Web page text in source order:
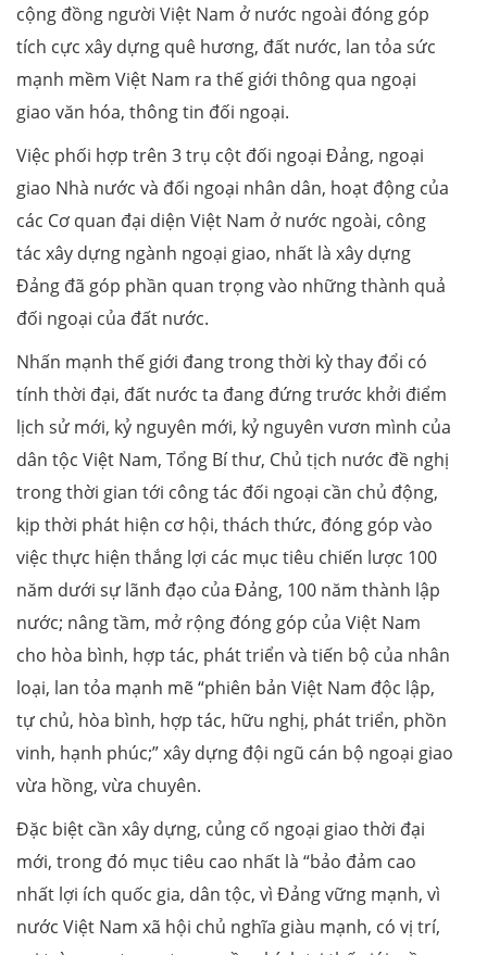
cộng đồng người Việt Nam ở nước ngoài đóng góp
tích cực xây dựng quê hương, đất nước, lan tỏa sức
mạnh mềm Việt Nam ra thế giới thông qua ngoại
giao văn hóa, thông tin đối ngoại.
Việc phối hợp trên 3 trụ cột đối ngoại Đảng, ngoại
giao Nhà nước và đối ngoại nhân dân, hoạt động của
các Cơ quan đại diện Việt Nam ở nước ngoài, công
tác xây dựng ngành ngoại giao, nhất là xây dựng
Đảng đã góp phần quan trọng vào những thành quả
đối ngoại của đất nước.
Nhấn mạnh thế giới đang trong thời kỳ thay đổi có
tính thời đại, đất nước ta đang đứng trước khởi điểm
lịch sử mới, kỷ nguyên mới, kỷ nguyên vươn mình của
dân tộc Việt Nam, Tổng Bí thư, Chủ tịch nước đề nghị
trong thời gian tới công tác đối ngoại cần chủ động,
kịp thời phát hiện cơ hội, thách thức, đóng góp vào
việc thực hiện thắng lợi các mục tiêu chiến lược 100
năm dưới sự lãnh đạo của Đảng, 100 năm thành lập
nước; nâng tầm, mở rộng đóng góp của Việt Nam
cho hòa bình, hợp tác, phát triển và tiến bộ của nhân
loại, lan tỏa mạnh mẽ “phiên bản Việt Nam độc lập,
tự chủ, hòa bình, hợp tác, hữu nghị, phát triển, phồn
vinh, hạnh phúc;” xây dựng đội ngũ cán bộ ngoại giao
vừa hồng, vừa chuyên.
Đặc biệt cần xây dựng, củng cố ngoại giao thời đại
mới, trong đó mục tiêu cao nhất là “bảo đảm cao
nhất lợi ích quốc gia, dân tộc, vì Đảng vững mạnh, vì
nước Việt Nam xã hội chủ nghĩa giàu mạnh, có vị trí,